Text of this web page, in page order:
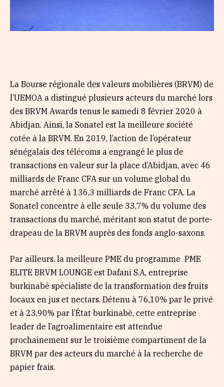
La Bourse régionale des valeurs mobilières (BRVM) de
l’UEMOA a distingué plusieurs acteurs du marché lors
des BRVM Awards tenus le samedi 8 février 2020 à
Abidjan. Ainsi, la Sonatel est la meilleure société
cotée à la BRVM. En 2019, l’action de l’opérateur
sénégalais des télécoms a engrangé le plus de
transactions en valeur sur la place d’Abidjan, avec 46
milliards de Franc CFA sur un volume global du
marché arrêté à 136,3 milliards de Franc CFA. La
Sonatel concentre à elle seule 33,7% du volume des
transactions du marché, méritant son statut de porte-
drapeau de la BRVM auprès des fonds anglo-saxons.
Par ailleurs, la meilleure PME du programme PME
ELITE BRVM LOUNGE est Dafani S.A, entreprise
burkinabé spécialiste de la transformation des fruits
locaux en jus et nectars. Détenu à 76,10% par le privé
et à 23,90% par l’État burkinabè, cette entreprise
leader de l’agroalimentaire est attendue
prochainement sur le troisième compartiment de la
BRVM par des acteurs du marché à la recherche de
papier frais.